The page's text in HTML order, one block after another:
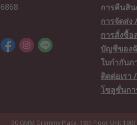
การคืนสิ
การจัดส่
การสั่งซื้อ
บัญชีของ
ใบกำกับ
ติดต่อเรา
โซลูชั่นก
50 GMM Grammy Place, 19th Floor, Unit